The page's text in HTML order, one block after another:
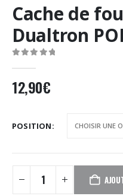
Cache de
Dualtron
12,90€
POSITION